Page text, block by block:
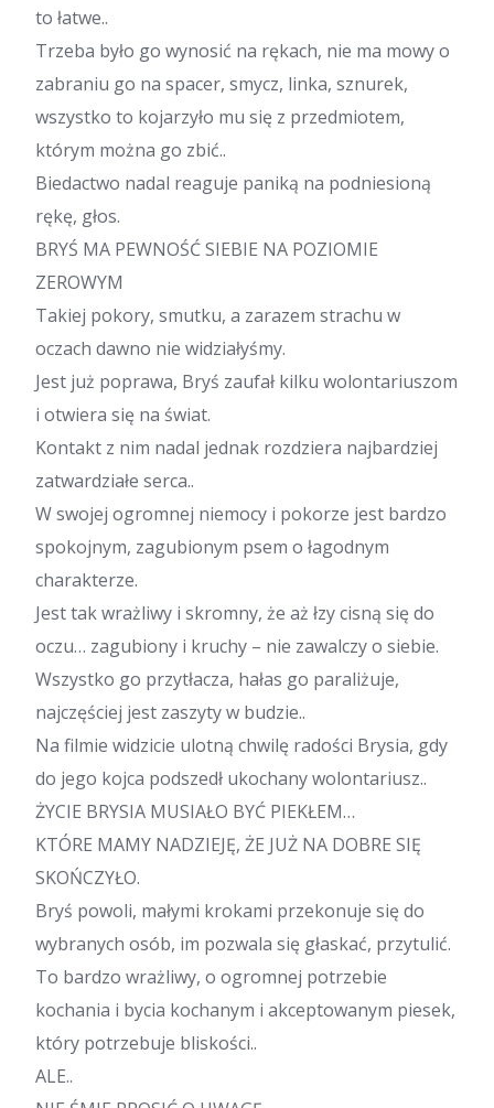
to łatwe..
Trzeba było go wynosić na rękach, nie ma mowy o
zabraniu go na spacer, smycz, linka, sznurek,
wszystko to kojarzyło mu się z przedmiotem,
którym można go zbić..
Biedactwo nadal reaguje paniką na podniesioną
rękę, głos.
BRYŚ MA PEWNOŚĆ SIEBIE NA POZIOMIE
ZEROWYM
Takiej pokory, smutku, a zarazem strachu w
oczach dawno nie widziałyśmy.
Jest już poprawa, Bryś zaufał kilku wolontariuszom
i otwiera się na świat.
Kontakt z nim nadal jednak rozdziera najbardziej
zatwardziałe serca..
W swojej ogromnej niemocy i pokorze jest bardzo
spokojnym, zagubionym psem o łagodnym
charakterze.
Jest tak wrażliwy i skromny, że aż łzy cisną się do
oczu… zagubiony i kruchy – nie zawalczy o siebie.
Wszystko go przytłacza, hałas go paraliżuje,
najczęściej jest zaszyty w budzie..
Na filmie widzicie ulotną chwilę radości Brysia, gdy
do jego kojca podszedł ukochany wolontariusz..
ŻYCIE BRYSIA MUSIAŁO BYĆ PIEKŁEM…
KTÓRE MAMY NADZIEJĘ, ŻE JUŻ NA DOBRE SIĘ
SKOŃCZYŁO.
Bryś powoli, małymi krokami przekonuje się do
wybranych osób, im pozwala się głaskać, przytulić.
To bardzo wrażliwy, o ogromnej potrzebie
kochania i bycia kochanym i akceptowanym piesek,
który potrzebuje bliskości..
ALE..